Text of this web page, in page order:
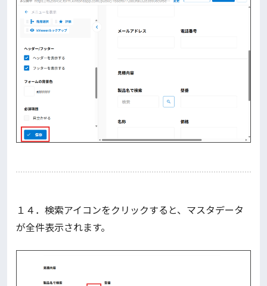
１４．検索アイコンをクリックすると、マスタデータ
が全件表示されます。